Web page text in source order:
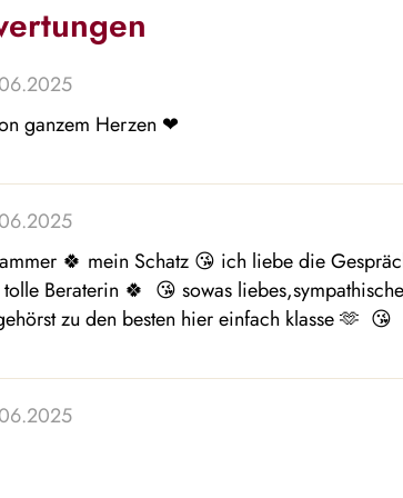
ganzem Herzen ❤
🍀 mein Schatz 😘 ich liebe die
Beraterin 🍀  😘 sowas
zu den besten hier einfach klasse 🫶  😘